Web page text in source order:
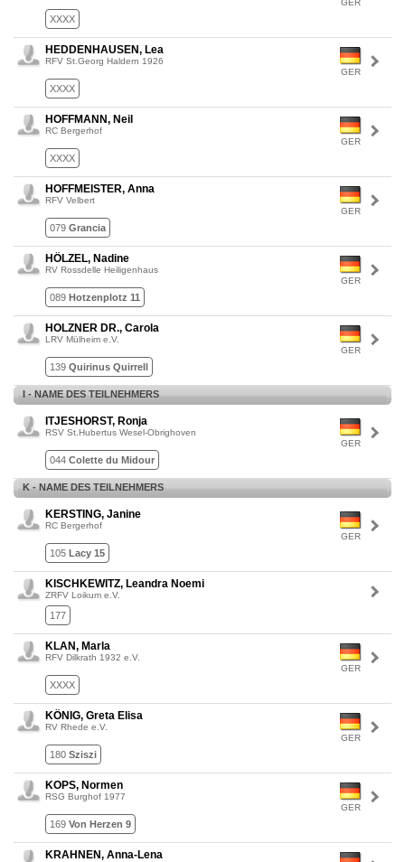
GER
XXXX
GER
HEDDENHAUSEN, Lea
RFV St.Georg Haldern 1926
XXXX
GER
HOFFMANN, Neil
RC Bergerhof
XXXX
GER
HOFFMEISTER, Anna
RFV Velbert
079 Grancia
GER
HÖLZEL, Nadine
RV Rossdelle Heiligenhaus
089 Hotzenplotz 11
GER
HOLZNER DR., Carola
LRV Mülheim e.V.
139 Quirinus Quirrell
I - NAME DES TEILNEHMERS
GER
ITJESHORST, Ronja
RSV St.Hubertus Wesel-Obrighoven
044 Colette du Midour
K - NAME DES TEILNEHMERS
GER
KERSTING, Janine
RC Bergerhof
105 Lacy 15
KISCHKEWITZ, Leandra Noemi
ZRFV Loikum e.V.
177
GER
KLAN, Marla
RFV Dilkrath 1932 e.V.
XXXX
GER
KÖNIG, Greta Elisa
RV Rhede e.V.
180 Sziszi
GER
KOPS, Normen
RSG Burghof 1977
169 Von Herzen 9
KRAHNEN, Anna-Lena